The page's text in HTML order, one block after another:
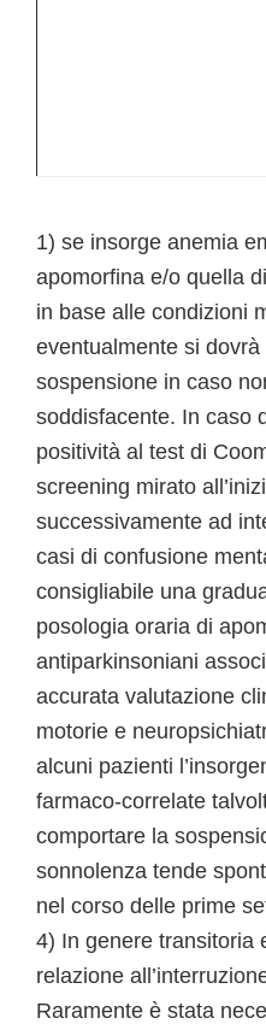
1) se insorge anemia
apomorfina e/o quella
in base alle condizioni
eventualmente si
sospensione in caso
soddisfacente. In caso
positività al test di
screening mirato
successivamente ad
casi di confusione
consigliabile una
posologia oraria di
antiparkinsoniani
accurata valutazione
motorie e
alcuni pazienti
farmaco-correlate
comportare la
sonnolenza tende
nel corso delle prime
4) In genere transitoria
relazione
Raramente è stata